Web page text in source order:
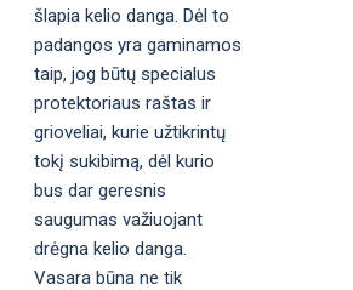
šlapia kelio danga. Dėl to
padangos yra gaminamos
taip, jog būtų specialus
protektoriaus raštas ir
grioveliai, kurie užtikrintų
tokį sukibimą, dėl kurio
bus dar geresnis
saugumas važiuojant
drėgna kelio danga.
Vasara būna ne tik